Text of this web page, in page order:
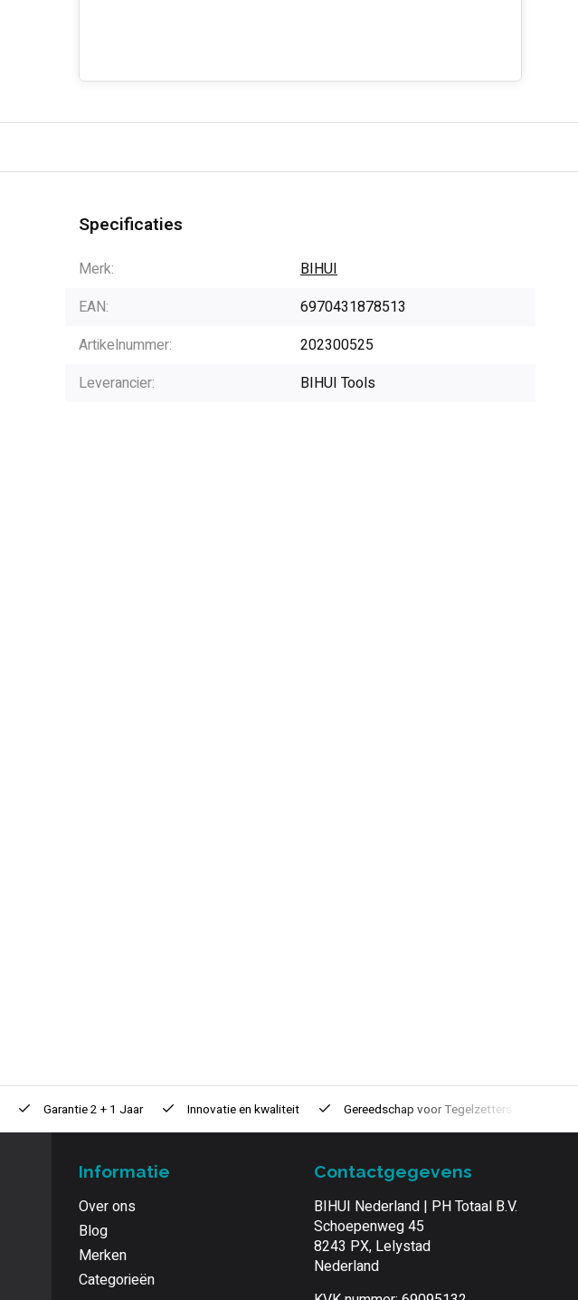
Specificaties
Merk:
BIHUI
EAN:
6970431878513
Artikelnummer:
202300525
Leverancier:
BIHUI Tools
Garantie2 + 1 Jaar Innovatieen kwaliteit Gereedschap voorTegelzetters
Informatie
Over ons
Blog
Merken
Categorieën
Contactgegevens
BIHUI Nederland | PH Totaal B.V.
Schoepenweg 45
8243 PX, Lelystad
Nederland